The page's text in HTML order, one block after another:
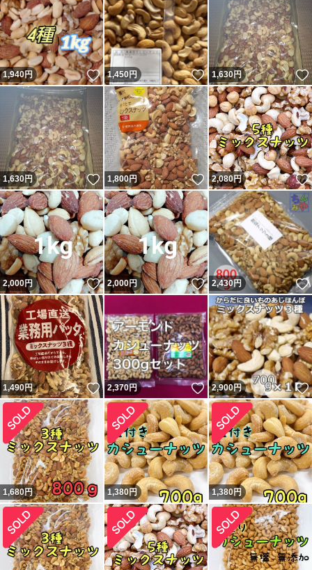
1,940円 いいね！
1,450円 いいね！
1,630円
1,630円 いいね！
1,800円 いいね！
2,080円
2,000円 いいね！
2,000円 いいね！
2,430円
1,490円 いいね！
2,370円 いいね！
2,900円
1,680円 1,380円 1,380円